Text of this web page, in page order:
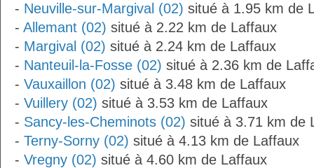
- Neuville-sur-Margival (02) situé à 1.95 km de
- Allemant (02) situé à 2.22 km de Laffaux
- Margival (02) situé à 2.24 km de Laffaux
- Nanteuil-la-Fosse (02) situé à 2.36 km de
- Vauxaillon (02) situé à 3.48 km de Laffaux
- Vuillery (02) situé à 3.53 km de Laffaux
- Sancy-les-Cheminots (02) situé à 3.71 km de
- Terny-Sorny (02) situé à 4.13 km de Laffaux
- Vregny (02) situé à 4.60 km de Laffaux